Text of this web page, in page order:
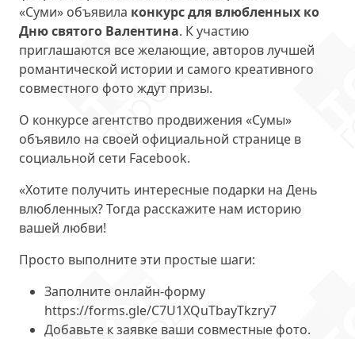
«Суми» объявила конкурс для влюбленных ко
Дню святого Валентина. К участию
приглашаются все желающие, авторов лучшей
романтической истории и самого креативного
совместного фото ждут призы.
О конкурсе агентство продвижения «Сумы»
объявило на своей официальной странице в
социальной сети Facebook.
«Хотите получить интересные подарки на День
влюбленных? Тогда расскажите нам историю
вашей любви!
Просто выполните эти простые шаги:
Заполните онлайн-форму
https://forms.gle/C7U1XQuTbayTkzry7
Добавьте к заявке ваши совместные фото.